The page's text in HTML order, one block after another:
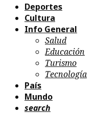
Deportes
Cultura
Info General
Salud
Educación
Turismo
Tecnología
País
Mundo
search